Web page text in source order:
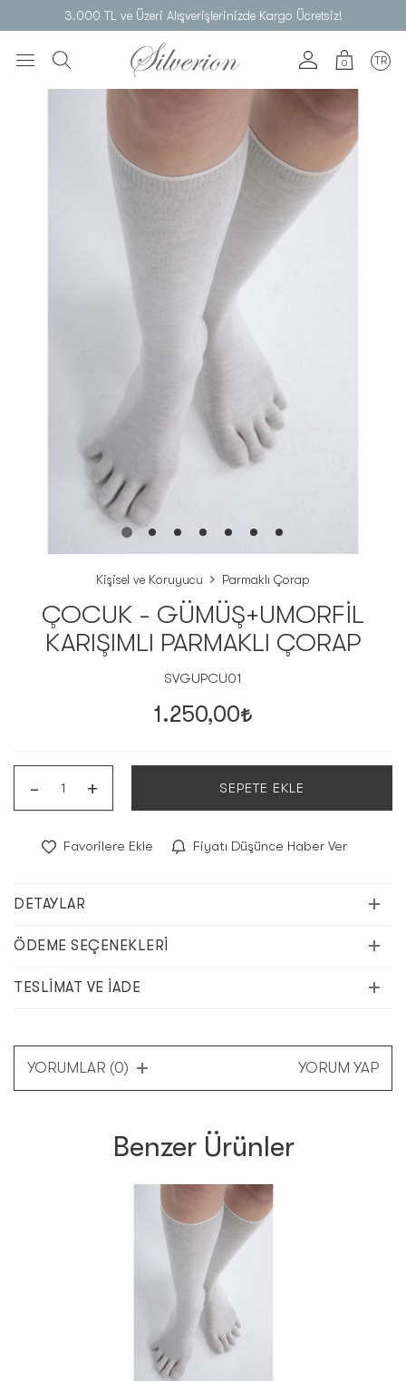
3.000 TL ve Üzeri Alışverişlerinizde Kargo Ücretsiz!
0 TR
Kişisel ve Koruyucu Parmaklı Çorap
ÇOCUK - GÜMÜŞ+UMORFİL
KARIŞIMLI PARMAKLI ÇORAP
SVGUPCU01
1.250,00
- + SEPETE EKLE
Favorilere Ekle Fiyatı Düşünce Haber Ver
DETAYLAR
ÖDEME SEÇENEKLERI
TESLIMAT VE İADE
YORUMLAR (0) YORUM YAP
Benzer Ürünler